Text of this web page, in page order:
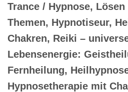
Trance / Hypnose,
Themen, Hypnotiseur,
Chakren, Reiki –
Lebensenergie:
Fernheilung,
Hypnosetherapie mit